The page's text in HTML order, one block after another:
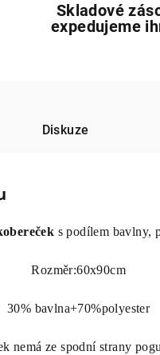
Skladové
expedujeme
Diskuze
s podílem bavlny,
Rozměr:60x90cm
30% bavlna+70%polyester
nemá ze spodní strany